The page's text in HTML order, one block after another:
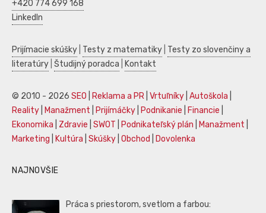
+420 774 699 168
LinkedIn
Prijímacie skúšky Testy z matematiky Testy zo slovenčiny a
literatúry Študijný poradca Kontakt
© 2010 - 2026 SEO Reklama a PR Vrtuľníky Autoškola
Reality
Manažment Prijímáčky Podnikanie Financie
Ekonomika
Zdravie SWOT Podnikateľský plán Manažment
Marketing
Kultúra Skúšky Obchod Dovolenka
NAJNOVŠIE
Práca s priestorom, svetlom a farbou: